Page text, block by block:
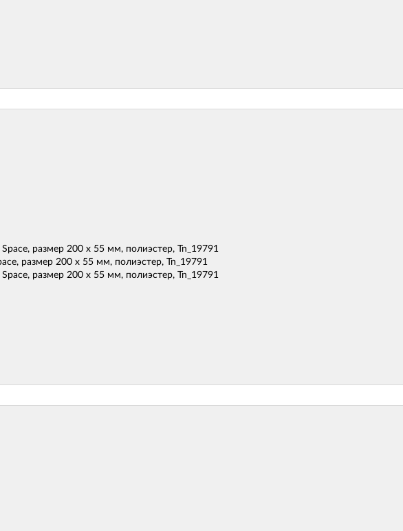
размер 200 х 55 мм, полиэстер, Tn_19791